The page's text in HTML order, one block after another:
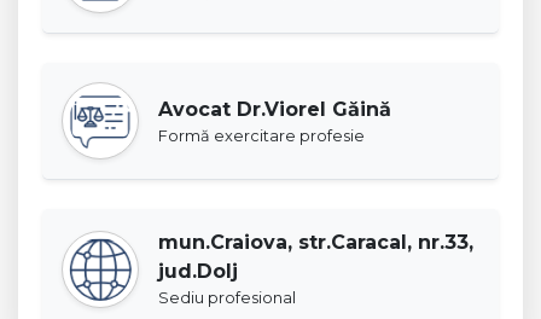
Avocat Dr.Viorel Găină
Formă exercitare profesie
mun.Craiova, str.Caracal, nr.33,
jud.Dolj
Sediu profesional